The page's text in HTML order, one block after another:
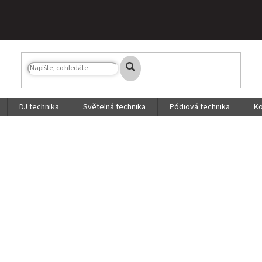
DJ technika Světelná technika Pódiová technika